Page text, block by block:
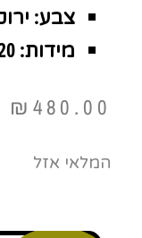
צבע:
מידות: 700X700X820
₪ 480.00
המלאי אזל